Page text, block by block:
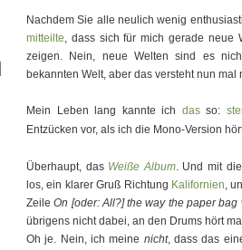
Nachdem Sie alle neulich wenig
mitteilte, dass sich für mich gerade neue
zeigen. Nein, neue Welten sind es
bekannten Welt, aber das versteht nun mal
Mein Leben lang kannte ich dasso:
Entzücken vor, als ich die Mono-Version
Überhaupt, das Weiße Album. Und mit
los, ein klarer Gruß Richtung Kalifornien,
ZeileOn [oder: All?] the way the paper bag
übrigens nicht dabei, an den Drums hört
Oh je. Nein, ich meine nicht, dass das